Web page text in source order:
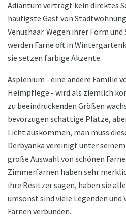
Adiantum verträgt kein direktes
häufigste Gast von
Venushaar. Wegen ihrer Form
werden Farne oft in
sie setzen farbige Akzente.
Asplenium - eine andere Familie
Heimpflege - wird als ziemlich
zu beeindruckenden Größen
bevorzugen schattige Plätze,
Licht auskommen, man muss
Derbyanka vereinigt unter
große Auswahl von schönen
Zimmerfarnen haben sehr
ihre Besitzer sagen, haben sie
umsonst sind viele Legenden
Farnen verbunden.